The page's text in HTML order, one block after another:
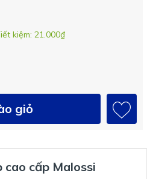
kiệm: 21.000₫
giỏ
cấp Malossi